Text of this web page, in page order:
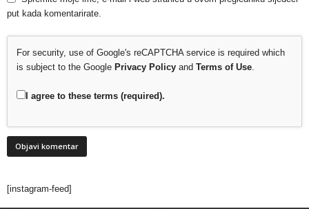
put kada komentarirate.
For security, use of Google's reCAPTCHA service is required which
is subject to the Google Privacy Policy and Terms of Use.
I agree to these terms (required).
[instagram-feed]